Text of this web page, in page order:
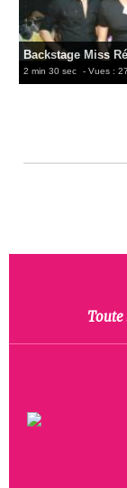
Backstage Miss
2 min 30 sec - Vues :
Toute